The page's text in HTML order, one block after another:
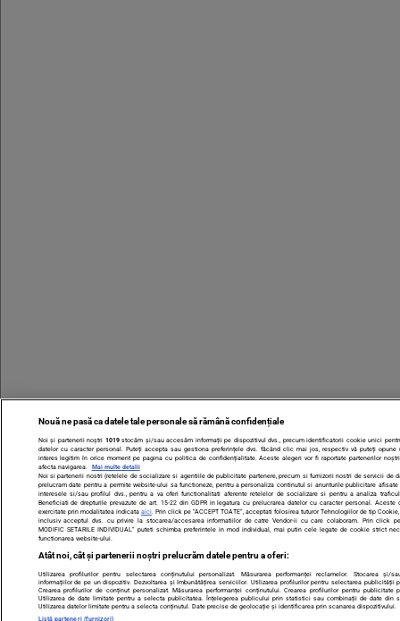
Nouă ne pasă ca datele tale personale să rămână confidențiale
Noi și partenerii noștri 1019stocăm și/sau accesăm informații pe dispozitivul dvs., precum identificatorii cookie unici
datelor cu caracter personal. Puteți accepta sau gestiona preferințele dvs. făcând clic mai jos, respectiv vă puteți opune
interes legitim în orice moment pe pagina cu politica de confidențialitate. Aceste alegeri vor fi raportate partenerilor
afecta navigarea.
Mai multe detalii
Noi si partenerii nostri (retelele de socializare si agentiile de publicitate partenere, precum si furnizorii nostri de servicii de
prelucram date pentru a permite website-ului sa functioneze, pentru a personaliza continutul si anunturile publicitare
interesele si/sau profilul dvs., pentru a va oferi functionalitati aferente retelelor de socializare si pentru a analiza
Beneficiati de drepturile prevazute de art. 15-22 din GDPR in legatura cu prelucrarea datelor cu caracter personal. Aceste
exercitate prin modalitatea indicata aici. Prin click pe “ACCEPT TOATE”, acceptati folosirea tuturor Tehnologiilor de tip
inclusiv acceptul dvs. cu privire la stocarea/accesarea informatiilor de catre Vendor-ii cu care colaboram. Prin click pe
MODIFIC SETARILE INDIVIDUAL” puteti schimba preferintele in mod individual, mai putin cele legate de cookie strict
functionarea website-ului.
Atât noi, cât și partenerii noștri prelucrăm datele pentru a oferi:
Utilizarea profilurilor pentru selectarea conținutului personalizat. Măsurarea performanței reclamelor. Stocarea și/
informațiilor de pe un dispozitiv. Dezvoltarea și îmbunătățirea serviciilor. Utilizarea profilurilor pentru selectarea publicității
Crearea profilurilor de conținut personalizat. Măsurarea performanței conținutului. Crearea profilurilor pentru publicitate
Utilizarea de date limitate pentru a selecta publicitatea. Înțelegerea publicului prin statistici sau combinații de date din
Utilizarea datelor limitate pentru a selecta conținutul. Date precise de geolocație și identificarea prin scanarea dispozitivului.
Listă parteneri (furnizori)